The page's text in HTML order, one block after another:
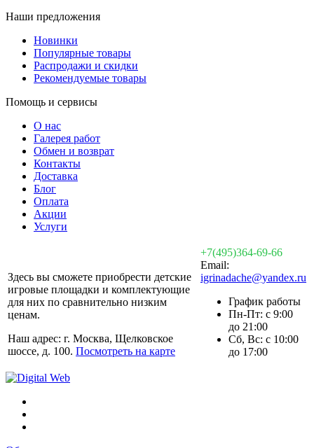
Наши предложения
Новинки
Популярные товары
Распродажи и скидки
Рекомендуемые товары
Помощь и сервисы
О нас
Галерея работ
Обмен и возврат
Контакты
Доставка
Блог
Оплата
Акции
Услуги
Здесь вы сможете приобрести детские
игровые площадки и комплектующие
для них по сравнительно низким
ценам.
Наш адрес: г. Москва, Щелковское
шоссе, д. 100. Посмотреть на карте
+7(495)364-69-66
Email:
igrinadache@yandex.ru
График работы
Пн-Пт: с 9:00
до 21:00
Сб, Вс: с 10:00
до 17:00